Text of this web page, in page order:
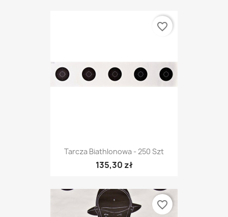
Tarcza Biathlonowa - 250 Szt
135,30 zł
favorite_border
favorite_border